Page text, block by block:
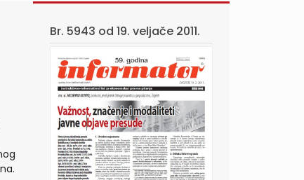
Br. 5943 od 19. veljače 2011.